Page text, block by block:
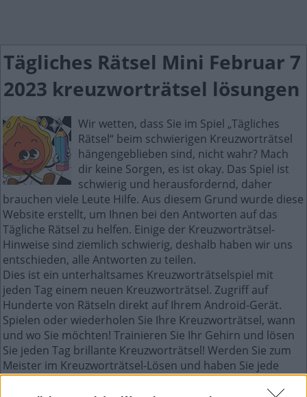
Tägliches Rätsel Mini Februar 7
2023 kreuzworträtsel lösungen
Wir wetten, dass Sie im Spiel „Tägliches
Rätsel“ beim schwierigen Kreuzworträtsel
hängengeblieben sind, nicht wahr? Mach
dir keine Sorgen, es ist okay. Das Spiel ist
schwierig und herausfordernd, daher
brauchen viele Leute Hilfe. Aus diesem Grund wurde diese
Website erstellt, um Ihnen bei den Antworten auf das
Tägliche Rätsel zu helfen. Einige der Kreuzworträtsel-
Hinweise sind ziemlich schwierig, deshalb haben wir uns
entschieden, alle Antworten zu teilen.
Dies ist ein unterhaltsames Kreuzworträtselspiel mit
jeden Tag einem neuen Kreuzworträtsel. Zugriff auf
Hunderte von Rätseln direkt auf Ihrem Android-Gerät.
Spielen oder wiederholen Sie Ihre Kreuzworträtsel, wann
und wo Sie möchten! Trainieren Sie Ihr Gehirn und lösen
Sie jeden Tag brillante Kreuzworträtsel! Werden Sie zum
Meister im Kreuzworträtsel-Lösen und haben Sie jede
Menge Spaß – und das alles kostenlos!